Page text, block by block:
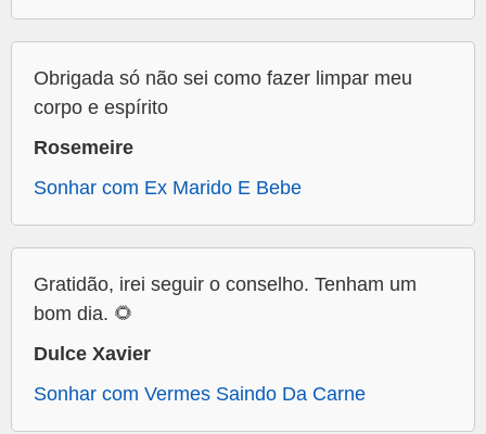
Obrigada só não sei como fazer limpar meu
corpo e espírito
Rosemeire
Sonhar com Ex Marido E Bebe
Gratidão, irei seguir o conselho. Tenham um
bom dia. 🌻
Dulce Xavier
Sonhar com Vermes Saindo Da Carne